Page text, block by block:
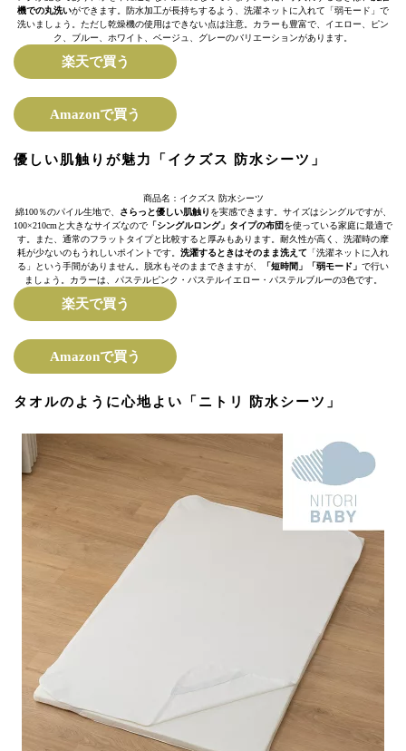
機での丸洗いができます。防水加工が長持ちするよう、洗濯ネットに入れて「弱モード」で
洗いましょう。ただし乾燥機の使用はできない点は注意。カラーも豊富で、イエロー、ピン
ク、ブルー、ホワイト、ベージュ、グレーのバリエーションがあります。
楽天で買う
Amazonで買う
優しい肌触りが魅力「イクズス 防水シーツ」
商品名：イクズス 防水シーツ
綿100％のパイル生地で、
さらっと優しい肌触り を実感できます。サイズはシングルですが、
100×210cmと大きなサイズなので 「シングルロング」タイプの布団を使っている家庭に最適で
す。また、通常のフラットタイプと比較すると厚みもあります。耐久性が高く、洗濯時の摩
耗が少ないのもうれしいポイントです。 洗濯するときはそのまま洗えて 「洗濯ネットに入れ
る」という手間がありません。脱水もそのままできますが、
「短時間」「弱モード」 で行い
ましょう。カラーは、パステルピンク・パステルイエロー・パステルブルーの3色です。
楽天で買う
Amazonで買う
タオルのように心地よい「ニトリ 防水シーツ」